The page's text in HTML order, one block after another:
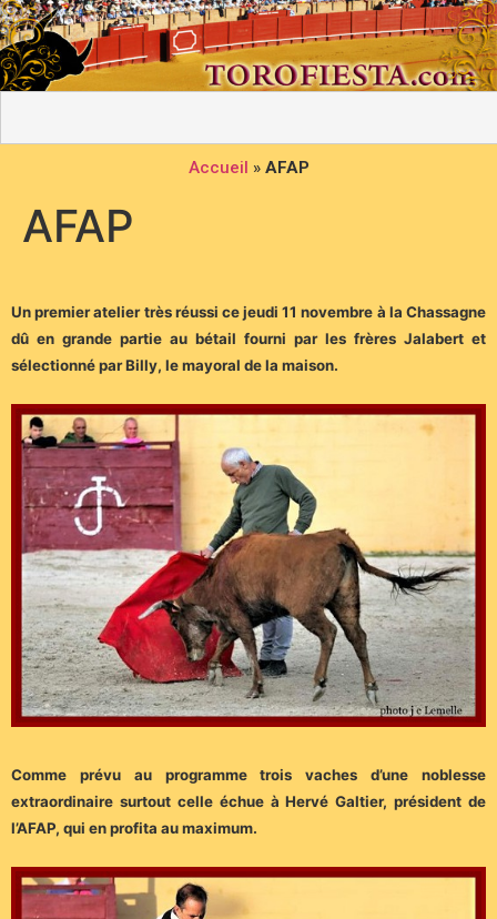
Accueil » AFAP
AFAP
Un premier atelier très réussi ce jeudi 11 novembre à la Chassagne
dû en grande partie au bétail fourni par les frères Jalabert et
sélectionné par Billy, le mayoral de la maison.
Comme prévu au programme trois vaches d’une noblesse
extraordinaire surtout celle échue à Hervé Galtier, président de
l’AFAP, qui en profita au maximum.